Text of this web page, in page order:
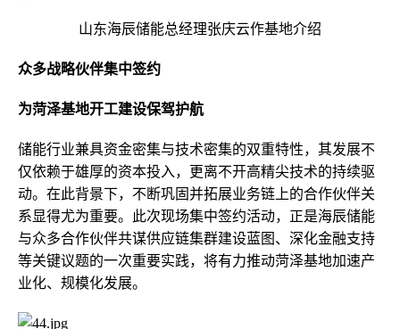
山东海辰储能总经理张庆云作基地介绍
众多战略伙伴集中签约
为菏泽基地开工建设保驾护航
储能行业兼具资金密集与技术密集的双重特性，其发展不
仅依赖于雄厚的资本投入，更离不开高精尖技术的持续驱
动。在此背景下，不断巩固并拓展业务链上的合作伙伴关
系显得尤为重要。此次现场集中签约活动，正是海辰储能
与众多合作伙伴共谋供应链集群建设蓝图、深化金融支持
等关键议题的一次重要实践，将有力推动菏泽基地加速产
业化、规模化发展。